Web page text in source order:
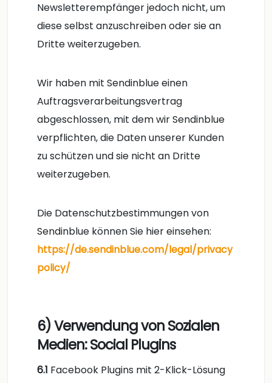
Newsletterempfänger jedoch nicht, um
diese selbst anzuschreiben oder sie an
Dritte weiterzugeben.
Wir haben mit Sendinblue einen
Auftragsverarbeitungsvertrag
abgeschlossen, mit dem wir Sendinblue
verpflichten, die Daten unserer Kunden
zu schützen und sie nicht an Dritte
weiterzugeben.
Die Datenschutzbestimmungen von
Sendinblue können Sie hier einsehen:
https://de.sendinblue.com/legal/privacy
policy/
6) Verwendung von Sozialen
Medien: Social Plugins
6.1 Facebook Plugins mit 2-Klick-Lösung